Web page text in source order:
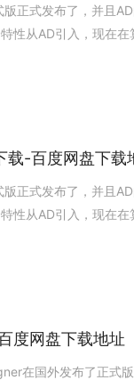
版正式发布了 ， 并 且 AD
特性从AD引 入 ， 现在在
载-百度网盘下载
版正式发布了 ， 并 且 AD
特性从AD引 入 ， 现在在
度网盘下载地址
ner在国外发布了正式版